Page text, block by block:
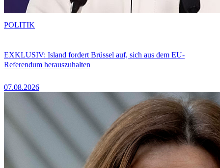
EXKLUSIV: Island fordert Brüssel auf, sich aus dem EU-
Referendum herauszuhalten
07.08.2026
POLITIK